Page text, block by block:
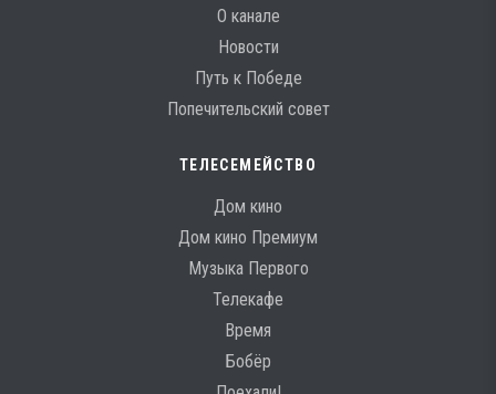
О канале
Новости
Путь к Победе
Попечительский совет
ТЕЛЕСЕМЕЙСТВО
Дом кино
Дом кино Премиум
Музыка Первого
Телекафе
Время
Бобёр